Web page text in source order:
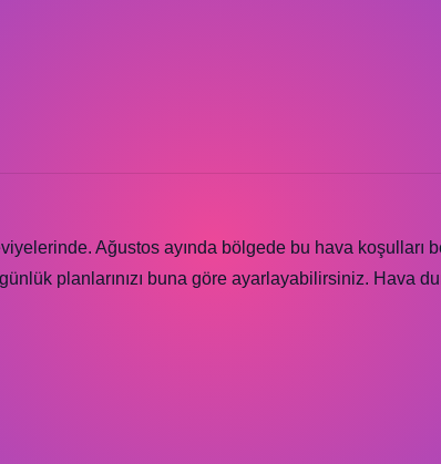
Ağustos ayında bölgede bu hava koşulları
planlarınızı buna göre ayarlayabilirsiniz. Hava